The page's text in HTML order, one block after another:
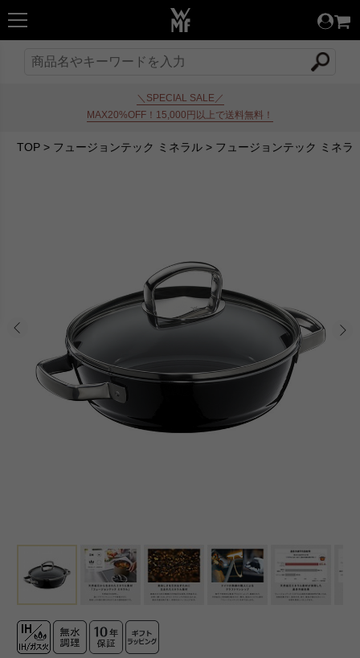
＼SPECIAL SALE／
MAX20%OFF！15,000円以上で送料無料！
TOP> フュージョンテック ミネラル> フュージョンテック ミネラ